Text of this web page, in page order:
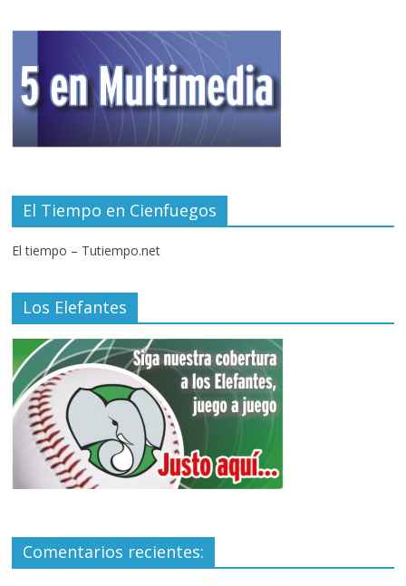
El Tiempo en Cienfuegos
El tiempo – Tutiempo.net
Los Elefantes
Comentarios recientes: